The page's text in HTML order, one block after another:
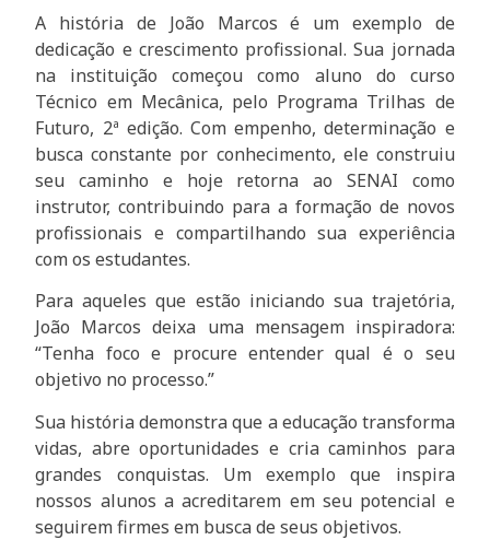
A história de João Marcos é um exemplo de
dedicação e crescimento profissional. Sua jornada
na instituição começou como aluno do curso
Técnico em Mecânica, pelo Programa Trilhas de
Futuro, 2ª edição. Com empenho, determinação e
busca constante por conhecimento, ele construiu
seu caminho e hoje retorna ao SENAI como
instrutor, contribuindo para a formação de novos
profissionais e compartilhando sua experiência
com os estudantes.
Para aqueles que estão iniciando sua trajetória,
João Marcos deixa uma mensagem inspiradora:
“Tenha foco e procure entender qual é o seu
objetivo no processo.”
Sua história demonstra que a educação transforma
vidas, abre oportunidades e cria caminhos para
grandes conquistas. Um exemplo que inspira
nossos alunos a acreditarem em seu potencial e
seguirem firmes em busca de seus objetivos.